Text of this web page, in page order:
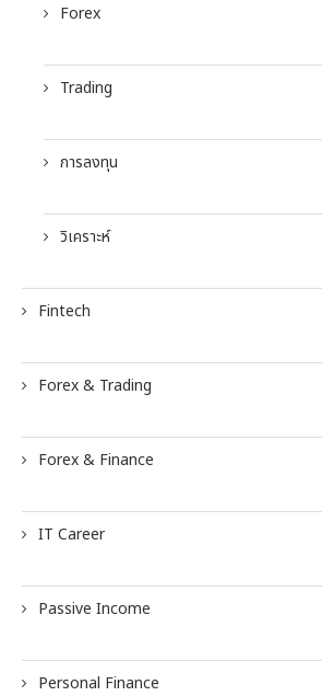
Forex
Trading
การลงทุน
วิเคราะห์
Fintech
Forex & Trading
Forex & Finance
IT Career
Passive Income
Personal Finance